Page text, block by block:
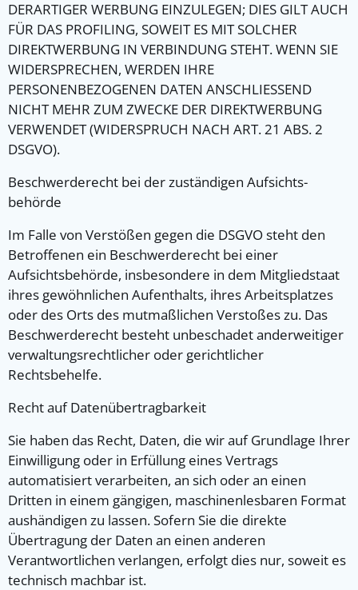
DERARTIGER WERBUNG EINZULEGEN; DIES GILT AUCH
FÜR DAS PROFILING, SOWEIT ES MIT SOLCHER
DIREKTWERBUNG IN VERBINDUNG STEHT. WENN SIE
WIDERSPRECHEN, WERDEN IHRE
PERSONENBEZOGENEN DATEN ANSCHLIESSEND
NICHT MEHR ZUM ZWECKE DER DIREKTWERBUNG
VERWENDET (WIDERSPRUCH NACH ART. 21 ABS. 2
DSGVO).
Beschwerde­recht bei der zuständigen Aufsichts­
behörde
Im Falle von Verstößen gegen die DSGVO steht den
Betroffenen ein Beschwerderecht bei einer
Aufsichtsbehörde, insbesondere in dem Mitgliedstaat
ihres gewöhnlichen Aufenthalts, ihres Arbeitsplatzes
oder des Orts des mutmaßlichen Verstoßes zu. Das
Beschwerderecht besteht unbeschadet anderweitiger
verwaltungsrechtlicher oder gerichtlicher
Rechtsbehelfe.
Recht auf Daten­übertrag­barkeit
Sie haben das Recht, Daten, die wir auf Grundlage Ihrer
Einwilligung oder in Erfüllung eines Vertrags
automatisiert verarbeiten, an sich oder an einen
Dritten in einem gängigen, maschinenlesbaren Format
aushändigen zu lassen. Sofern Sie die direkte
Übertragung der Daten an einen anderen
Verantwortlichen verlangen, erfolgt dies nur, soweit es
technisch machbar ist.